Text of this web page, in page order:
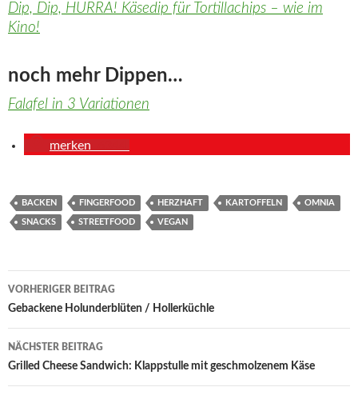
Dip, Dip, HURRA! Käsedip für Tortillachips – wie im
Kino!
noch mehr Dippen…
Falafel in 3 Variationen
merken
BACKEN FINGERFOOD HERZHAFT KARTOFFELN OMNIA
SNACKS STREETFOOD VEGAN
Beitragsnavigation
VORHERIGER BEITRAG
Gebackene Holunderblüten / Hollerküchle
NÄCHSTER BEITRAG
Grilled Cheese Sandwich: Klappstulle mit geschmolzenem Käse